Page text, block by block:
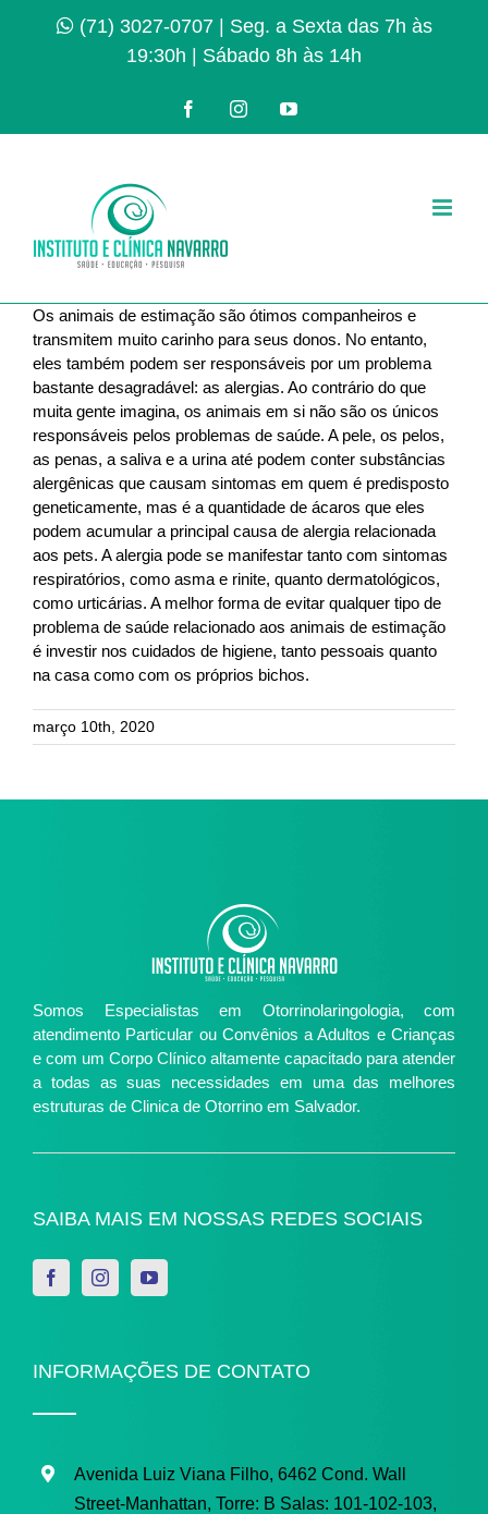
(71) 3027-0707| Seg. a Sexta das 7h às
19:30h | Sábado 8h às 14h
FacebookInstagramYouTube
Os animais de estimação são ótimos companheiros e
transmitem muito carinho para seus donos. No entanto,
eles também podem ser responsáveis por um problema
bastante desagradável: as alergias. Ao contrário do que
muita gente imagina, os animais em si não são os únicos
responsáveis pelos problemas de saúde. A pele, os pelos,
as penas, a saliva e a urina até podem conter substâncias
alergênicas que causam sintomas em quem é predisposto
geneticamente, mas é a quantidade de ácaros que eles
podem acumular a principal causa de alergia relacionada
aos pets. A alergia pode se manifestar tanto com sintomas
respiratórios, como asma e rinite, quanto dermatológicos,
como urticárias. A melhor forma de evitar qualquer tipo de
problema de saúde relacionado aos animais de estimação
é investir nos cuidados de higiene, tanto pessoais quanto
na casa como com os próprios bichos.
março 10th, 2020
Somos Especialistas em Otorrinolaringologia, com
atendimento Particular ou Convênios a Adultos e Crianças
e com um Corpo Clínico altamente capacitado para atender
a todas as suas necessidades em uma das melhores
estruturas de Clinica de Otorrino em Salvador.
SAIBA MAIS EM NOSSAS REDES SOCIAIS
INFORMAÇÕES DE CONTATO
Avenida Luiz Viana Filho, 6462 Cond. Wall
Street-Manhattan, Torre: B Salas: 101-102-103,